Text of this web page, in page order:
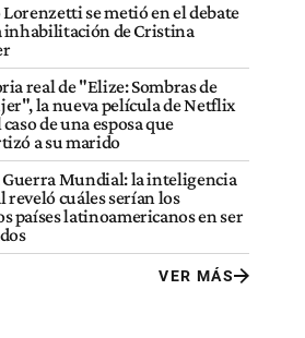
se metió en el debate
inhabilitación de Cristina
real de "Elize: Sombras de
la nueva película de Netflix
de una esposa que
a su marido
Guerra Mundial: la inteligencia
cuáles serían los
países latinoamericanos en ser
VER MÁS